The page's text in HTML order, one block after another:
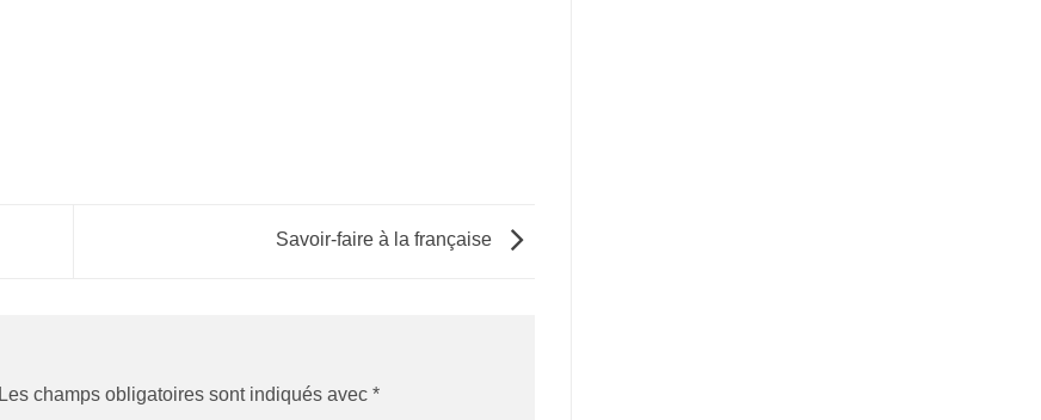
Savoir-faire à la française
Les champs obligatoires sont indiqués avec *